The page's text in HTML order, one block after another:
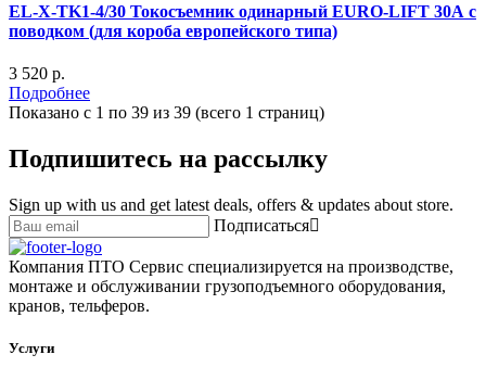
EL-X-TK1-4/30 Токосъемник одинарный EURO-LIFT 30А с
поводком (для короба европейского типа)
3 520 р.
Подробнее
Показано с 1 по 39 из 39 (всего 1 страниц)
Подпишитесь на рассылку
Sign up with us and get latest deals, offers & updates about store.
Подписаться
Компания ПТО Сервис специализируется на производстве,
монтаже и обслуживании грузоподъемного оборудования,
кранов, тельферов.
Услуги